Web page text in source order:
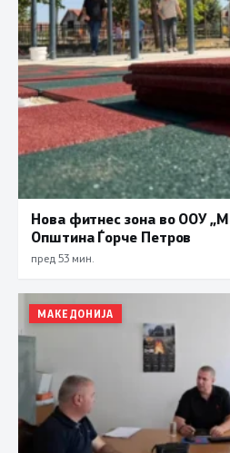
Нова фитнес зона во ООУ
Општина Ѓорче Петров
пред 53 мин.
МАКЕДОНИЈА